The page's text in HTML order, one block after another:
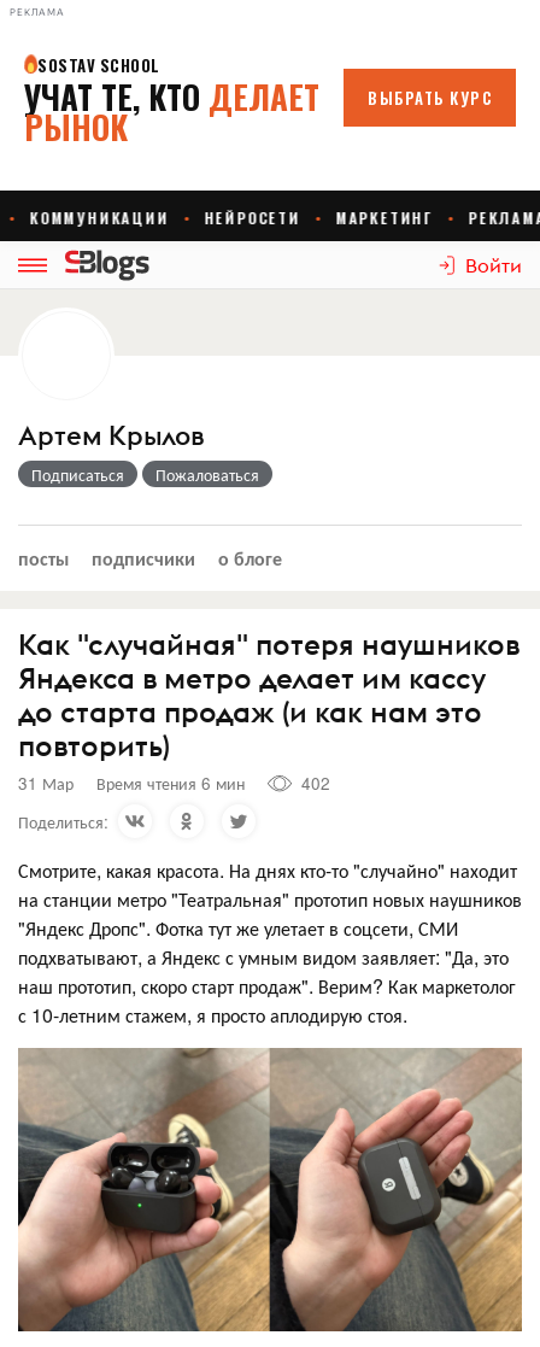
РЕКЛАМА
Войти
Артем Крылов
Подписаться Пожаловаться
посты подписчики о блоге
Как "случайная" потеря наушников
Яндекса в метро делает им кассу
до старта продаж (и как нам это
повторить)
31 Мар Время чтения 6 мин
402
Поделиться:
Смотрите, какая красота. На днях кто-то "случайно" находит
на станции метро "Театральная" прототип новых наушников
"Яндекс Дропс". Фотка тут же улетает в соцсети, СМИ
подхватывают, а Яндекс с умным видом заявляет: "Да, это
наш прототип, скоро старт продаж". Верим? Как маркетолог
с 10-летним стажем, я просто аплодирую стоя.